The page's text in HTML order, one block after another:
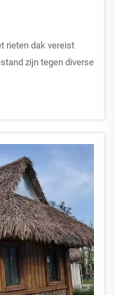
rieten dak vereist
zijn tegen diverse
uitstraling
keuze van geschikte